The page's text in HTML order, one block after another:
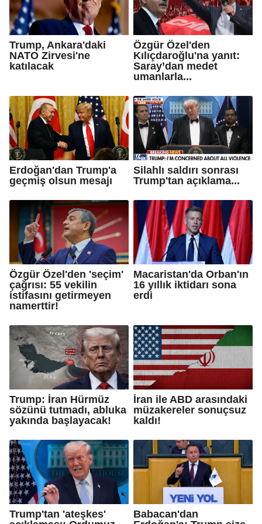
Trump, Ankara'daki
NATO Zirvesi'ne
katılacak
Özgür Özel'den
Kılıçdaroğlu'na yanıt:
Saray’dan medet
umanlarla...
Erdoğan'dan Trump'a
geçmiş olsun mesajı
Silahlı saldırı sonrası
Trump'tan açıklama...
Özgür Özel'den 'seçim'
çağrısı: 55 vekilin
istifasını getirmeyen
namerttir!
Macaristan'da Orban'ın
16 yıllık iktidarı sona
erdi
Trump: İran Hürmüz
sözünü tutmadı, abluka
yakında başlayacak!
İran ile ABD arasındaki
müzakereler sonuçsuz
kaldı!
Trump'tan 'ateşkes'
Babacan'dan